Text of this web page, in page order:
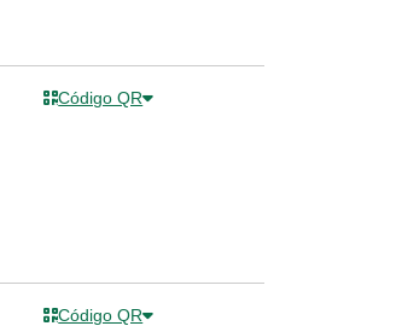
Código QR
Código QR